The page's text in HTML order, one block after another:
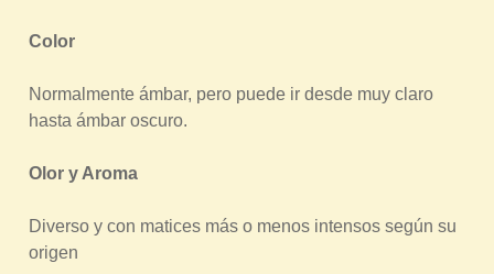
n
u
e
n
t
r
a
Color
Normalmente ámbar, pero puede ir desde muy claro
hasta ámbar oscuro.
Olor y Aroma
Diverso y con matices más o menos intensos según su
origen